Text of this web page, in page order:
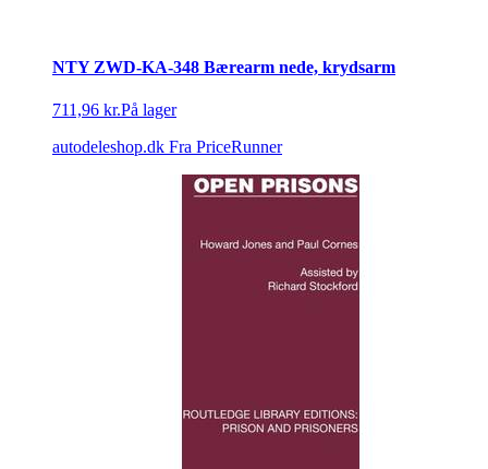
NTY ZWD-KA-348 Bærearm nede, krydsarm
711,96 kr.På lager
autodeleshop.dk Fra PriceRunner